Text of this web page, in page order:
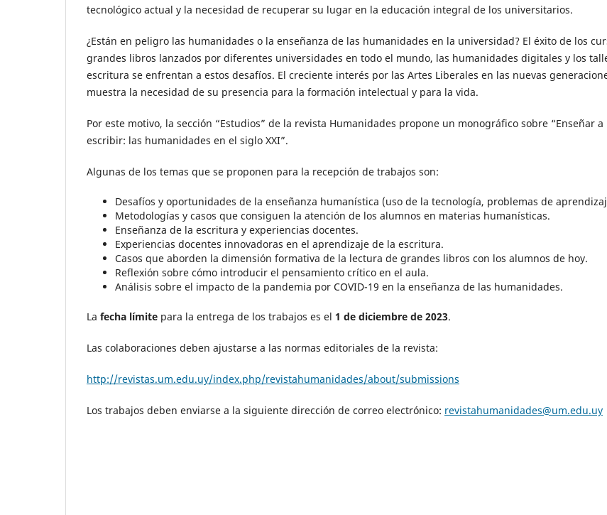
tecnológico actual y la necesidad de recuperar su lugar en la educación integral de los universitarios.
¿Están en peligro las humanidades o la enseñanza de las humanidades en la universidad? El éxito de los
grandes libros lanzados por diferentes universidades en todo el mundo, las humanidades digitales y los
escritura se enfrentan a estos desafíos. El creciente interés por las Artes Liberales en las nuevas
muestra la necesidad de su presencia para la formación intelectual y para la vida.
Por este motivo, la sección “Estudios” de la revista Humanidades propone un monográfico sobre “Enseñar a
escribir: las humanidades en el siglo XXI”.
Algunas de los temas que se proponen para la recepción de trabajos son:
Desafíos y oportunidades de la enseñanza humanística (uso de la tecnología, problemas de
Metodologías y casos que consiguen la atención de los alumnos en materias humanísticas.
Enseñanza de la escritura y experiencias docentes.
Experiencias docentes innovadoras en el aprendizaje de la escritura.
Casos que aborden la dimensión formativa de la lectura de grandes libros con los alumnos de hoy.
Reflexión sobre cómo introducir el pensamiento crítico en el aula.
Análisis sobre el impacto de la pandemia por COVID-19 en la enseñanza de las humanidades.
La fecha límite para la entrega de los trabajos es el 1 de diciembre de 2023.
Las colaboraciones deben ajustarse a las normas editoriales de la revista:
http://revistas.um.edu.uy/index.php/revistahumanidades/about/submissions
Los trabajos deben enviarse a la siguiente dirección de correo electrónico: revistahumanidades@um.edu.uy